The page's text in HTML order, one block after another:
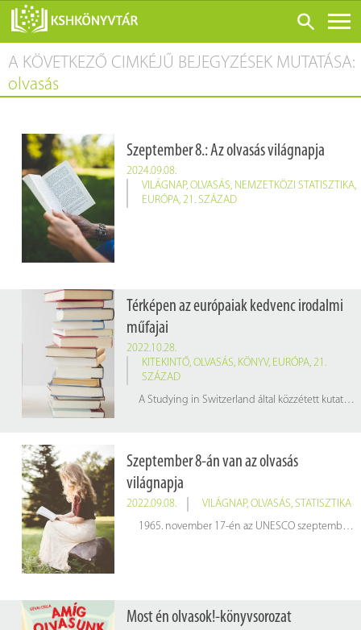
ONLINE KATALÓGUS
RÓLUNK
SZOLGÁLTATÁSOK
KONFERENCIÁK
ADATBÁZISOK
A KÖVETKEZŐ CIMKÉJŰ BEJEGYZÉSEK MUTATÁSA:
olvasás
Szeptember 8.: Az olvasás világnapja
2024.09.08.
VILÁGNAP, OLVASÁS, NEMZETKÖZI STATISZTIKA,
EURÓPA, 21. SZÁZAD
Térképen az európaiak kedvenc irodalmi
műfajai
2022.10.28.
KITEKINTŐ, OLVASÁS, KÖNYV, EURÓPA, 21.
SZÁZAD
A Studying in Switzerland által közzétett kutatás szerint Európában a fantasy a legnépszerűbb, Latin-Amerikában a horror a legkedveltebb, míg Ázsiában a költészet a kelendő műfaj.
Szeptember 8-án van az olvasás
világnapja
2022.09.08. VILÁGNAP, OLVASÁS, STATISZTIKA
1965. november 17-én az UNESCO szeptember 8-át nevezte ki az olvasás nemzetközi napjává. A nap célja, hogy felhívja az írás-olvasás készségének fontosságára az emberek figyelmét: az írni és olvasni tudás alapvető emberi jog, a tanulás alapköve.
Most én olvasok!-könyvsorozat